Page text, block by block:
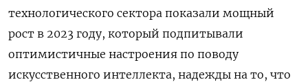
технологического сектора показали мощный
рост в 2023 году, который подпитывали
оптимистичные настроения по поводу
искусственного интеллекта, надежды на то, что